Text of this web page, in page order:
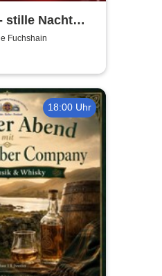
stille Nacht
Fuchshain
18:00 Uhr